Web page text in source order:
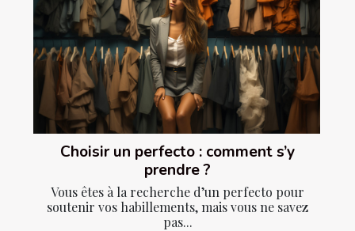
Choisir un perfecto : comment s’y
prendre ?
Vous êtes à la recherche d’un perfecto pour
soutenir vos habillements, mais vous ne savez
pas...